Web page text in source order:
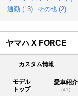
通勤 (13) その他 (2)
ヤマハ X FORCE
カスタム情報
モデル
トップ
愛車紹介
(41)